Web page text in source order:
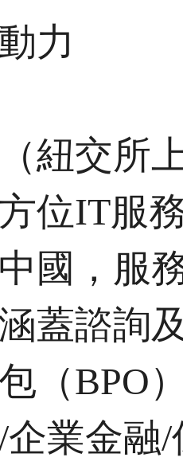
力
紐交所
位IT服
國，服
蓋諮詢
（BPO
業金融